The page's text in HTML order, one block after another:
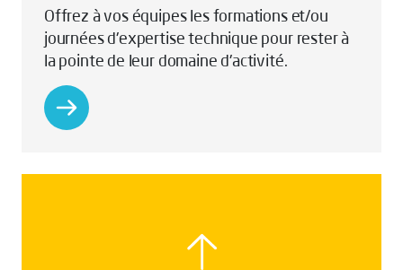
Offrez à vos équipes les formations et/ou
journées d'expertise technique pour rester à
la pointe de leur domaine d'activité.